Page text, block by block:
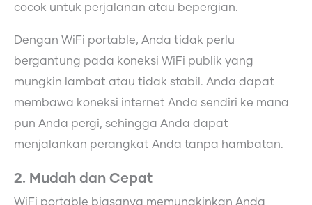
cocok untuk perjalanan atau bepergian.
Dengan WiFi portable, Anda tidak perlu
bergantung pada koneksi WiFi publik yang
mungkin lambat atau tidak stabil. Anda dapat
membawa koneksi internet Anda sendiri ke mana
pun Anda pergi, sehingga Anda dapat
menjalankan perangkat Anda tanpa hambatan.
2. Mudah dan Cepat
WiFi portable biasanya memungkinkan Anda